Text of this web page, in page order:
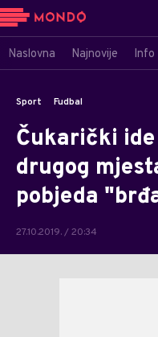
Naslovna Najnovije Info
Sport Fudbal
Čukarički
drugog
pobjeda
27.10.2019. / 20:34